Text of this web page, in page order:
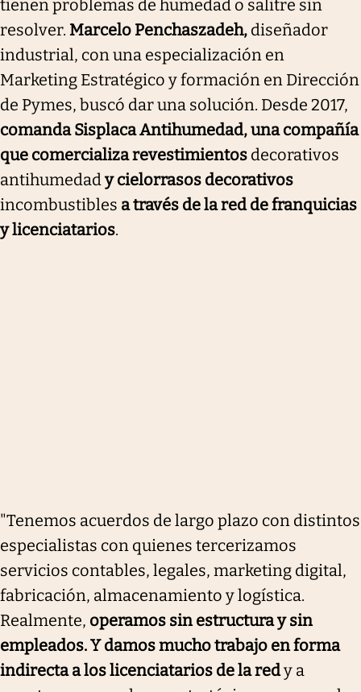
tienen problemas de humedad o salitre sin
resolver. Marcelo Penchaszadeh, diseñador
industrial, con una especialización en
Marketing Estratégico y formación en Dirección
de Pymes, buscó dar una solución. Desde 2017,
comanda Sisplaca Antihumedad, una compañía
que comercializa revestimientos decorativos
antihumedady cielorrasos decorativos
incombustibles a través de la red de franquicias
y licenciatarios.
"Tenemos acuerdos de largo plazo con distintos
especialistas con quienes tercerizamos
servicios contables, legales, marketing digital,
fabricación, almacenamiento y logística.
Realmente, operamos sin estructura y sin
empleados. Y damos mucho trabajo en forma
indirecta a los licenciatarios de la redy a